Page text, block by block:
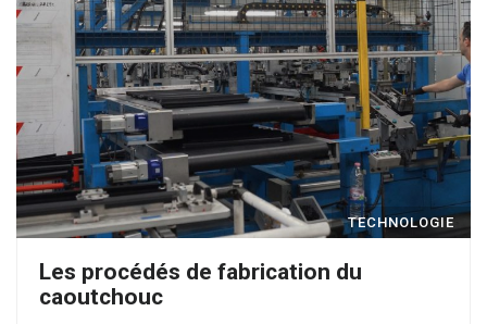
TECHNOLOGIE
Les procédés de fabrication du
caoutchouc